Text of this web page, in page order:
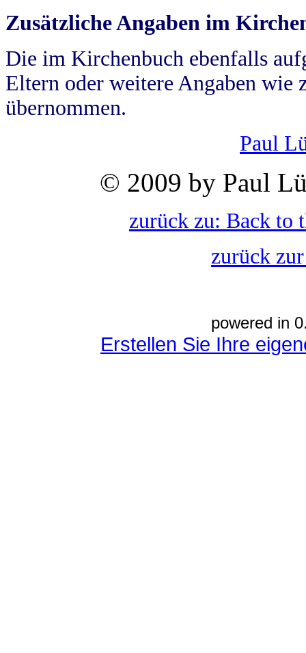
Zusätzliche Angaben im
Die im Kirchenbuch ebenfalls
Eltern oder weitere Angaben wie
übernommen.
Paul
© 2009 by Paul
zurück zu: Back to
zurück
powered in
Erstellen Sie Ihre